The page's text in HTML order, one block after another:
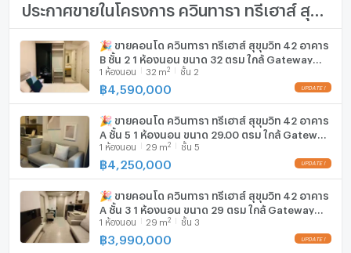
เชียงใหม่ และที่อื่นๆ อีกมากมาย ด้วยบริการจากทีมงานที่เป็น
มืออาชีพ รวดเร็ว และหลากหลายภาษา เราเป็นหนึ่งในตัวแทน
อสังหาริมทรัพย์ชั้นนำของประเทศไทย และสามารถช่วยจัดหา
ที่พักสำหรับเช่า และขายให้กับคุณได้
ให้กับคุณในราคาสุดคุ้ม - โดยที่ไม่มีค่าใช้จ่ายใดๆ
--- PropertyScout ---
ตู้เย็น
เครื่องดูดควัน
มีอินเตอร์เน็ตไร้สาย (Wi-Fi) ในห้องพัก
เครื่องซักผ้า
ประกาศขายในโครงการ ควินทารา ทรีเฮาส์ สุขุมวิท 42
🎉 ขายคอนโด ควินทารา ทรีเฮาส์ สุขุมวิท 42 อาคาร
B ชั้น 2 1 ห้องนอน ขนาด 32 ตรม ใกล้ Gateway
เอกมัย
1 ห้องนอน 32 m2 ชั้น 2
฿ 4,590,000
🎉 ขายคอนโด ควินทารา ทรีเฮาส์ สุขุมวิท 42 อาคาร
A ชั้น 5 1 ห้องนอน ขนาด 29.00 ตรม ใกล้ Gateway
เอกมัย
1 ห้องนอน 29 m2 ชั้น 5
฿ 4,250,000
🎉 ขายคอนโด ควินทารา ทรีเฮาส์ สุขุมวิท 42 อาคาร
A ชั้น 3 1 ห้องนอน ขนาด 29 ตรม ใกล้ Gateway
เอกมัย
1 ห้องนอน 29 m2 ชั้น 3
฿3,990,000